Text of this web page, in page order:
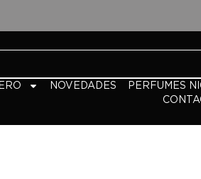
NOVEDADES PERFUMES